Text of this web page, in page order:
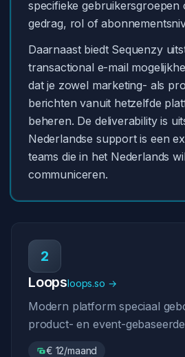
specifieke gebruikersgroepen
gedrag, rol of
Daarnaast biedt Sequenzy
transactional e-mail
dat je zowel marketing- als
berichten vanuit hetzelfde
beheren. De deliverability is
Nederlandse support is een
teams die in het Nederlands
communiceren.
2
Loopsloops.so →
Modern platform speciaal
product- en event-
€ 12/maand